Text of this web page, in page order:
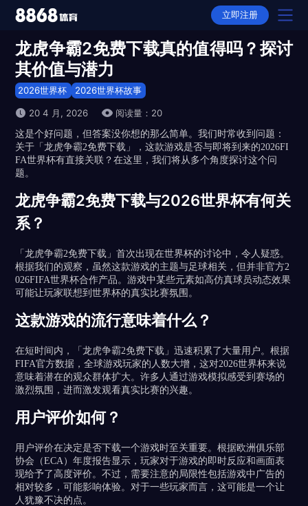
2026世界杯首页
2026世界杯产品
选择2026世界杯
2026世界杯下载
2026世界杯APP下载
2026世界杯全站APP下载
2026世界杯动态
2026世界杯故事
隐私权政策
立即注册
龙虎争霸2免费下载真的值得吗？探讨
其价值与潜力
2026世界杯 2026世界杯故事
20 4 月, 2026
阅读量：20
这是个好问题，但答案没你想的那么简单。我们时常收到问题：
关于「龙虎争霸2免费下载」，这款游戏是否与即将到来的2026FI
FA世界杯有直接关联？在这里，我们将从多个角度探讨这个问
题。
龙虎争霸2免费下载与2026世界杯有何关
系？
「龙虎争霸2免费下载」首次出现在世界杯的讨论中，令人疑惑。
根据我们的观察，虽然这款游戏的主题与足球相关，但并非官方2
026FIFA世界杯合作产品。游戏中某些元素如高仿真球员动态效果
可能让玩家联想到世界杯的真实比赛氛围。
这款游戏的流行意味着什么？
在短时间内，「龙虎争霸2免费下载」迅速积累了大量用户。根据
FIFA官方数据，全球游戏玩家的人数大增，这对2026世界杯来说
意味着潜在的观众群体扩大。许多人通过游戏模拟感受到赛场的
激烈氛围，进而激发观看真实比赛的兴趣。
用户评价如何？
用户评价在决定是否下载一个游戏时至关重要。根据欧洲俱乐部
协会（ECA）年度报告显示，玩家对于游戏的即时反应和画面表
现给予了高度评价。不过，需要注意的局限性包括游戏中广告的
相对较多，可能影响体验。对于一些玩家而言，这可能是一个让
人犹豫不决的点。